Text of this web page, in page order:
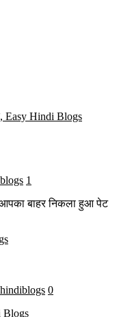
1
बाहर निकला हुआ पेट
0